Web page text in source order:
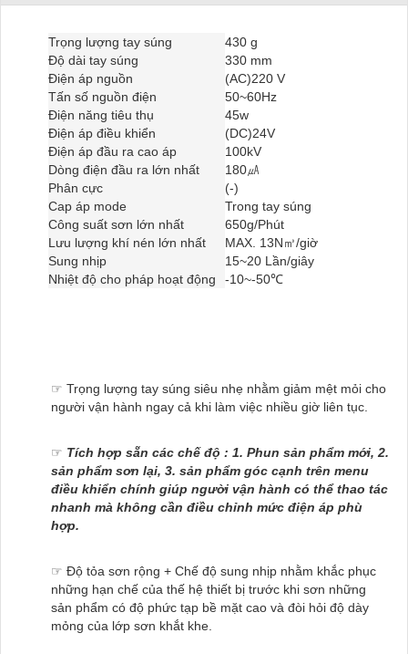
Trọng lượng tay súng
430 g
Độ dài tay súng
330 mm
Điện áp nguồn
(AC)220 V
Tấn số nguồn điện
50~60Hz
Điện năng tiêu thụ
45w
Điện áp điều khiển
(DC)24V
Điện áp đầu ra cao áp
100kV
Dòng điện đầu ra lớn nhất
180㎂
Phân cực
(-)
Cap áp mode
Trong tay súng
Công suất sơn lớn nhất
650g/Phút
Lưu lượng khí nén lớn nhất
MAX. 13N㎥/giờ
Sung nhịp
15~20 Lần/giây
Nhiệt độ cho pháp hoạt động
-10~-50℃
☞ Trọng lượng tay súng siêu nhẹ nhằm giảm mệt mỏi cho
người vận hành ngay cả khi làm việc nhiều giờ liên tục.
☞ Tích hợp sẵn các chế độ : 1. Phun sản phẩm mới, 2.
sản phẩm sơn lại, 3. sản phẩm góc cạnh trên menu
điều khiển chính giúp người vận hành có thể thao tác
nhanh mà không cần điều chỉnh mức điện áp phù
hợp.
☞ Độ tỏa sơn rộng + Chế độ sung nhịp nhằm khắc phục
những hạn chế của thế hệ thiết bị trước khi sơn những
sản phẩm có độ phức tạp bề mặt cao và đòi hỏi độ dày
mỏng của lớp sơn khắt khe.